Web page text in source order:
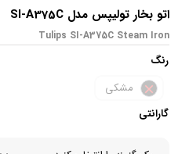
اتو بخار تولیپس مدل SI-A375C
Tulips SI-A375C Steam Iron
رنگ
مشکی
گارانتی